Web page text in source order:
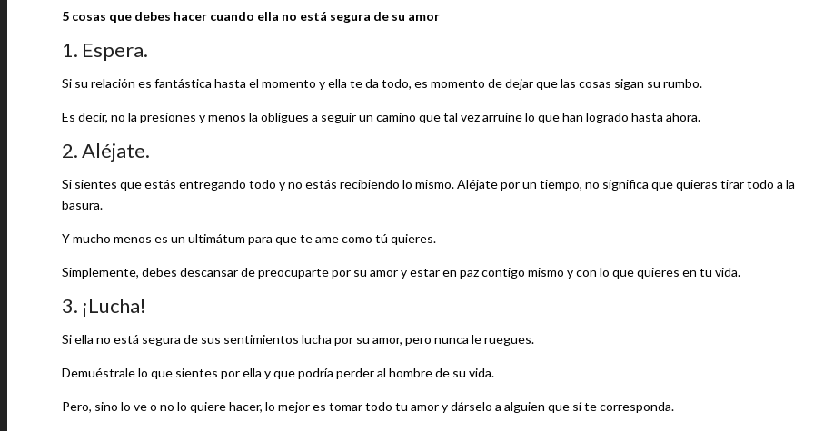
5 cosas que debes hacer cuando ella no está segura de su amor
1. Espera.
Si su relación es fantástica hasta el momento y ella te da todo, es momento de dejar que las cosas sigan su rumbo.
Es decir, no la presiones y menos la obligues a seguir un camino que tal vez arruine lo que han logrado hasta ahora.
2. Aléjate.
Si sientes que estás entregando todo y no estás recibiendo lo mismo. Aléjate por un tiempo, no significa que quieras tirar todo a la
basura.
Y mucho menos es un ultimátum para que te ame como tú quieres.
Simplemente, debes descansar de preocuparte por su amor y estar en paz contigo mismo y con lo que quieres en tu vida.
3. ¡Lucha!
Si ella no está segura de sus sentimientos lucha por su amor, pero nunca le ruegues.
Demuéstrale lo que sientes por ella y que podría perder al hombre de su vida.
Pero, sino lo ve o no lo quiere hacer, lo mejor es tomar todo tu amor y dárselo a alguien que sí te corresponda.